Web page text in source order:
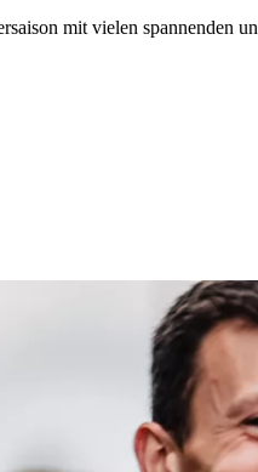
mit vielen spannenden